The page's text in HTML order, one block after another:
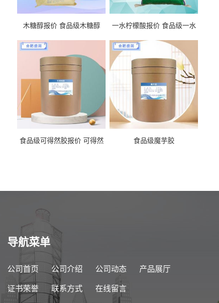
木糖醇报价 食品级木糖醇
一水柠檬酸报价 食品级一水
食品级可得然胶报价 可得然
食品级魔芋胶
导航菜单
公司首页 公司介绍 公司动态 产品展厅
证书荣誉 联系方式 在线留言